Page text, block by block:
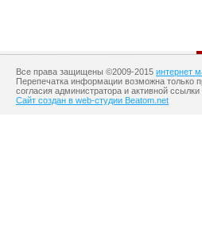
Все права защищены ©2009-2015 интернет
Перепечатка информации возможна только
согласия администратора и активной ссылки
Сайт создан в web-студии Beatom.net